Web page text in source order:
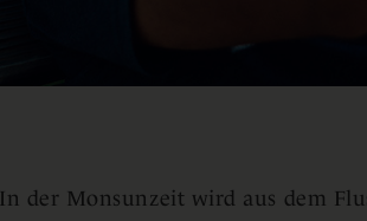
In der Monsunzeit wird aus dem